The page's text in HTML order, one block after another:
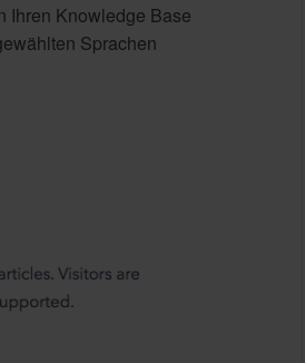
Ihren Knowledge Base
Sprachen